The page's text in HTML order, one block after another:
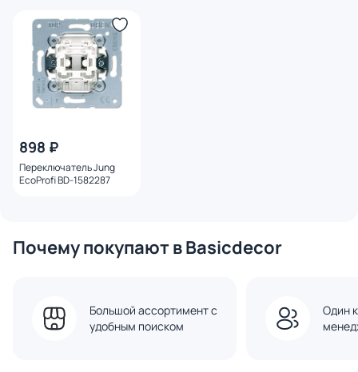
898 ₽
Переключатель Jung
EcoProfi BD-1582287
Почему покупают в Basicdecor
Большой ассортимент с
удобным поиском
Один